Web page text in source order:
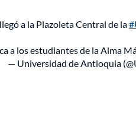
llegó a la Plazoleta Central de la
a los estudiantes de la Alma
— Universidad de Antioquia